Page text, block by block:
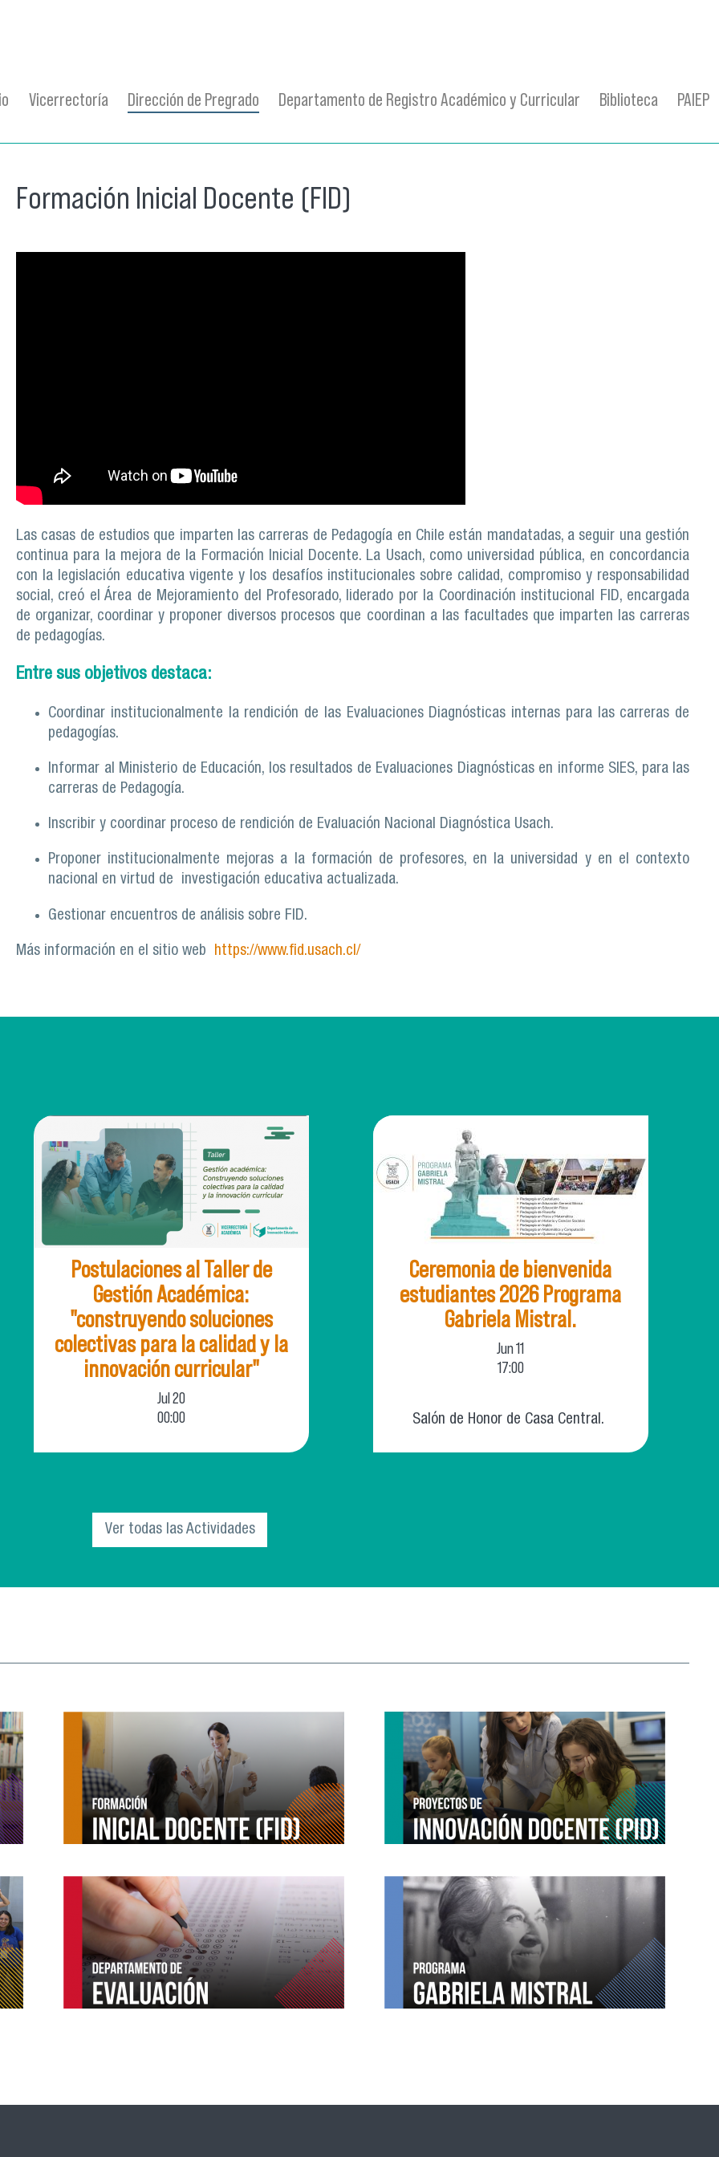
Vicerrectoría Dirección de Pregrado Departamento de Registro Académico y Curricular Biblioteca PAIEP
Formación Inicial Docente (FID)
Las casas de estudios que imparten las carreras de Pedagogía en Chile están mandatadas, a seguir una gestión
continua para la mejora de la Formación Inicial Docente. La Usach, como universidad pública, en concordancia
con la legislación educativa vigente y los desafíos institucionales sobre calidad, compromiso y responsabilidad
social, creó el Área de Mejoramiento del Profesorado, liderado por la Coordinación institucional FID, encargada
de organizar, coordinar y proponer diversos procesos que coordinan a las facultades que imparten las carreras
de pedagogías.
Entre sus objetivos destaca:
Coordinar institucionalmente la rendición de las Evaluaciones Diagnósticas internas para las carreras de
pedagogías.
Informar al Ministerio de Educación, los resultados de Evaluaciones Diagnósticas en informe SIES, para las
carreras de Pedagogía.
Inscribir y coordinar proceso de rendición de Evaluación Nacional Diagnóstica Usach.
Proponer institucionalmente mejoras a la formación de profesores, en la universidad y en el contexto
nacional en virtud de investigación educativa actualizada.
Gestionar encuentros de análisis sobre FID.
Más información en el sitio web https://www.fid.usach.cl/
Postulaciones al Taller de
Gestión Académica:
"construyendo soluciones
colectivas para la calidad y la
innovación curricular"
Jul 20
00:00
Ceremonia de bienvenida
estudiantes 2026 Programa
Gabriela Mistral.
Jun11
17:00
Salón de Honor de Casa Central.
Ver todas las Actividades